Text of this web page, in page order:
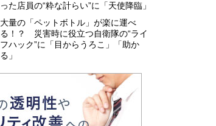
った店員の“粋な計らい”に「天使降臨」
大量の「ペットボトル」が楽に運べ
る！？ 災害時に役立つ自衛隊の“ライ
フハック”に「目からうろこ」「助か
る」